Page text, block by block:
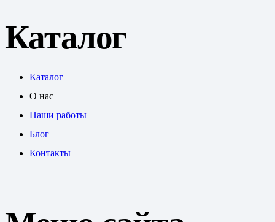
Каталог
Каталог
О нас
Наши работы
Блог
Контакты